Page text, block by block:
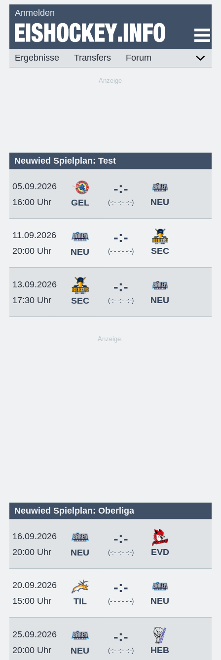
Anmelden
Ergebnisse Transfers Forum
Anzeige
Neuwied Spielplan: Test
05.09.2026
16:00 Uhr
GEL
-:-
(-:- -:- -:-) NEU
11.09.2026
20:00 Uhr
NEU
-:-
(-:- -:- -:-) SEC
13.09.2026
17:30 Uhr
SEC
-:-
(-:- -:- -:-) NEU
Anzeige:
Neuwied Spielplan: Oberliga
16.09.2026
20:00 Uhr
NEU
-:-
(-:- -:- -:-) EVD
20.09.2026
15:00 Uhr
TIL
-:-
(-:- -:- -:-) NEU
25.09.2026
20:00 Uhr
NEU
-:-
(-:- -:- -:-) HEB